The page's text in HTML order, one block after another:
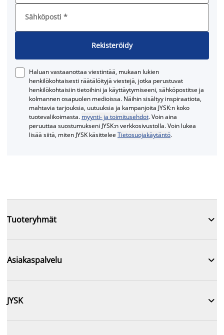
Sähköposti *
Rekisteröidy
Haluan vastaanottaa viestintää, mukaan lukien
henkilökohtaisesti räätälöityjä viestejä, jotka perustuvat
henkilökohtaisiin tietoihini ja käyttäytymiseeni, sähköpostitse ja
kolmannen osapuolen medioissa. Näihin sisältyy inspiraatiota,
mahtavia tarjouksia, uutuuksia ja kampanjoita JYSK:n koko
tuotevalikoimasta. myynti- ja toimitusehdot. Voin aina
peruuttaa suostumukseni JYSK:n verkkosivustolla. Voin lukea
lisää siitä, miten JYSK käsitteleeTietosuojakäytäntö.
Tuoteryhmät 
Asiakaspalvelu 
JYSK 